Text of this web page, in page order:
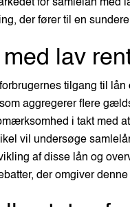
for samlelån med
der fører til en
lav
tilgang til
aggregerer flere
i takt med
vil undersøge
af disse lån og
der omgiver